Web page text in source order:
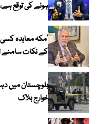
ہونے کی توقع ہے،
‘مکہ معاہدہ
کے نکات سامنے
خوارج ہلاک